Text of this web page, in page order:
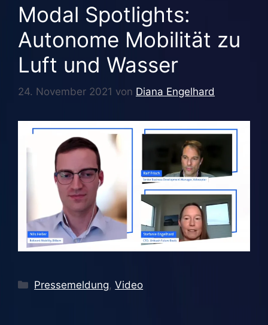
Modal Spotlights:
Autonome Mobilität zu
Luft und Wasser
24. November 2021 von Diana Engelhard
Kategorien
Pressemeldung,Video